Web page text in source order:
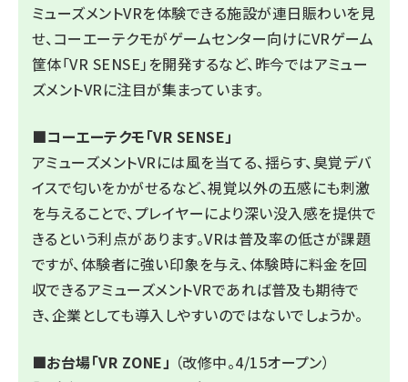
ミューズメントVRを体験できる施設が連日賑わいを見
せ、コーエーテクモがゲームセンター向けにVRゲーム
筐体「VR SENSE」を開発するなど、昨今ではアミュー
ズメントVRに注目が集まっています。
■コーエーテクモ「VR SENSE」
アミューズメントVRには風を当てる、揺らす、臭覚デバ
イスで匂いをかがせるなど、視覚以外の五感にも刺激
を与えることで、プレイヤーにより深い没入感を提供で
きるという利点があります。VRは普及率の低さが課題
ですが、体験者に強い印象を与え、体験時に料金を回
収できるアミューズメントVRであれば普及も期待で
き、企業としても導入しやすいのではないでしょうか。
■お台場「VR ZONE」 （改修中。4/15オープン）